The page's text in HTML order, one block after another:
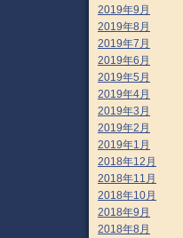
2019年9月
2019年8月
2019年7月
2019年6月
2019年5月
2019年4月
2019年3月
2019年2月
2019年1月
2018年12月
2018年11月
2018年10月
2018年9月
2018年8月